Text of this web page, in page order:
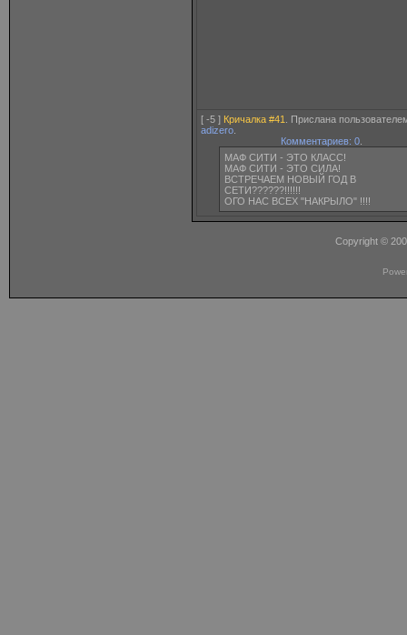
[ -5 ] Кричалка #41
. Прислана
adizero
Комментариев: 0.
МАФ СИТИ - ЭТО КЛАСС!
МАФ СИТИ - ЭТО СИЛА!
ВСТРЕЧАЕМ НОВЫЙ ГОД В
СЕТИ??????!!!!!!
ОГО НАС ВСЕХ "НАКРЫЛО" !!!!
Copyright ©